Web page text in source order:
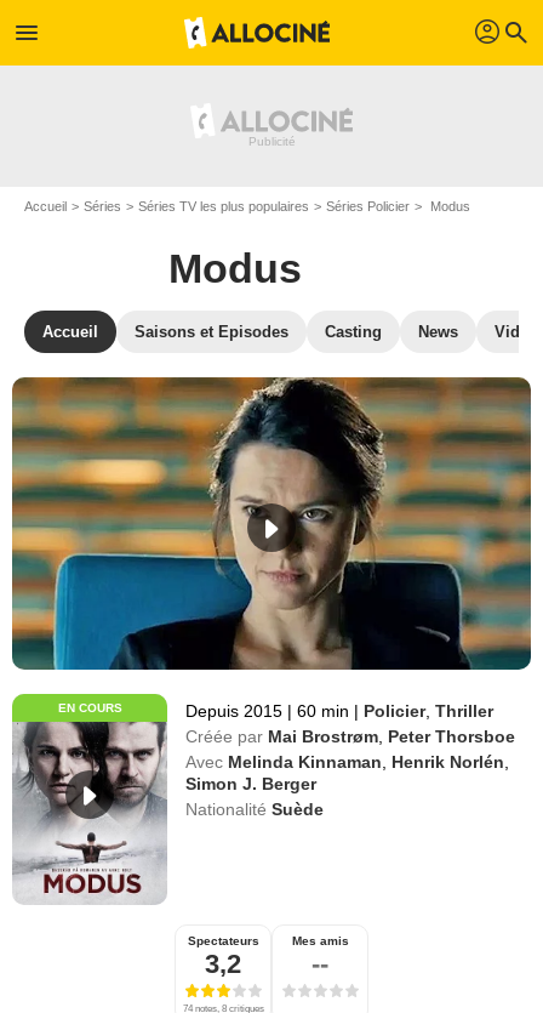
menu profil search
Accueil Séries Séries TV les plus populaires Séries Policier Modus
Modus
Accueil Saisons et Episodes Casting News
EN COURS Depuis 2015 | 60 min | Policier,Thriller
Créée par Mai Brostrøm Peter Thorsboe
Avec Melinda Kinnaman Henrik Norlén
Simon J. Berger
Nationalité Suède
Spectateurs
3,2
74 notes, 8 critiques
Mes amis
--